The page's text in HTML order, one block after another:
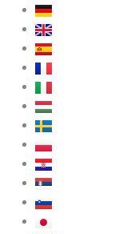
Zum
Inhalt
springen